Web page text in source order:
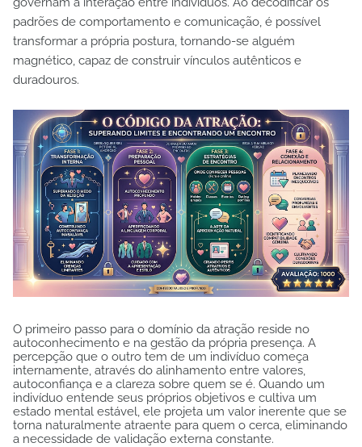
padrões de comportamento e comunicação, é possível
transformar a própria postura, tornando-se alguém
magnético, capaz de construir vínculos autênticos e
duradouros.
O primeiro passo para o domínio da atração reside no
autoconhecimento e na gestão da própria presença. A
percepção que o outro tem de um indivíduo começa
internamente, através do alinhamento entre valores,
autoconfiança e a clareza sobre quem se é. Quando um
indivíduo entende seus próprios objetivos e cultiva um
estado mental estável, ele projeta um valor inerente que se
torna naturalmente atraente para quem o cerca, eliminando
a necessidade de validação externa constante.